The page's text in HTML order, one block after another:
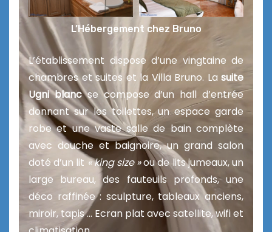
L’Hébergement chez Bruno
L’établissement dispose d’une vingtaine de
chambres et suites et la Villa Bruno. La suite
Ugni blancse compose d’un hall d’entrée
donnant sur les toilettes, un espace garde
robe et une vaste salle de bain complète
avec douche et baignoire, un grand salon
doté d’un lit « king size »ou de lits jumeaux, un
large bureau, des fauteuils profonds, une
déco raffinée : sculpture, tableaux anciens,
miroir, tapis … Ecran plat avec satellite, wifi et